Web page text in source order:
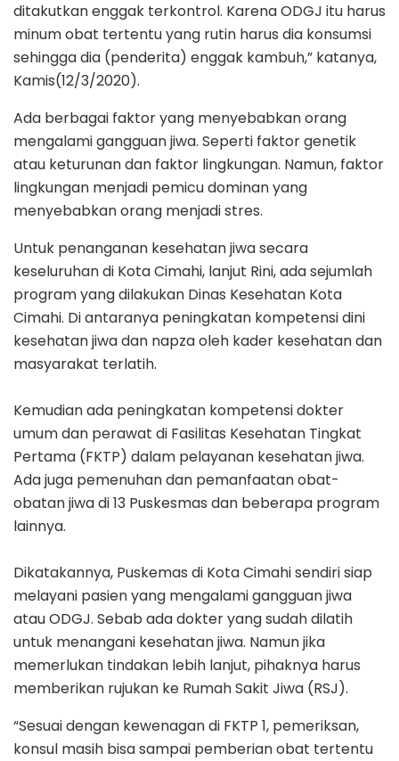
ditakutkan enggak terkontrol. Karena ODGJ itu harus
minum obat tertentu yang rutin harus dia konsumsi
sehingga dia (penderita) enggak kambuh,” katanya,
Kamis(12/3/2020).
Ada berbagai faktor yang menyebabkan orang
mengalami gangguan jiwa. Seperti faktor genetik
atau keturunan dan faktor lingkungan. Namun, faktor
lingkungan menjadi pemicu dominan yang
menyebabkan orang menjadi stres.
Untuk penanganan kesehatan jiwa secara
keseluruhan di Kota Cimahi, lanjut Rini, ada sejumlah
program yang dilakukan Dinas Kesehatan Kota
Cimahi. Di antaranya peningkatan kompetensi dini
kesehatan jiwa dan napza oleh kader kesehatan dan
masyarakat terlatih.
Kemudian ada peningkatan kompetensi dokter
umum dan perawat di Fasilitas Kesehatan Tingkat
Pertama (FKTP) dalam pelayanan kesehatan jiwa.
Ada juga pemenuhan dan pemanfaatan obat-
obatan jiwa di 13 Puskesmas dan beberapa program
lainnya.
Dikatakannya, Puskemas di Kota Cimahi sendiri siap
melayani pasien yang mengalami gangguan jiwa
atau ODGJ. Sebab ada dokter yang sudah dilatih
untuk menangani kesehatan jiwa. Namun jika
memerlukan tindakan lebih lanjut, pihaknya harus
memberikan rujukan ke Rumah Sakit Jiwa (RSJ).
“Sesuai dengan kewenagan di FKTP 1, pemeriksan,
konsul masih bisa sampai pemberian obat tertentu